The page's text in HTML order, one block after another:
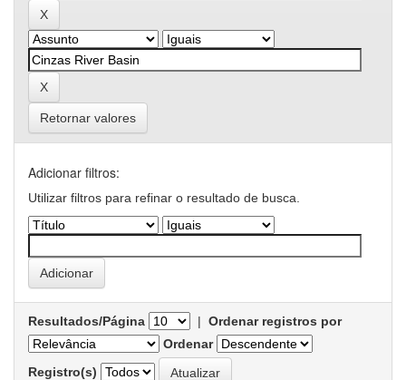
Retornar valores
Adicionar filtros:
Utilizar filtros para refinar o resultado de busca.
Resultados/Página | Ordenar registros por
Ordenar
Registro(s)